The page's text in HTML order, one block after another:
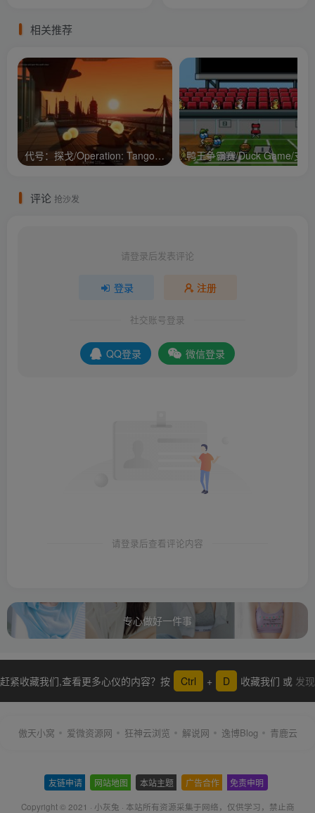
相关推荐
代号：探戈/Operation: Tango/支持网络联机
评论 抢沙发
请登录后发表评论
登录 注册
社交账号登录
QQ登录 微信登录
请登录后查看评论内容
专心做好一件事
赶紧收藏我们,查看更多心仪的内容？按 Ctrl + D 收藏我们 或 发现
傲天小窝 爱微资源网 狂神云浏览 解说网 逸博Blog 青鹿云
友链申请 网站地图 本站主题 广告合作 免责申明
Copyright © 2021 · 小灰兔 · 本站所有资源采集于网络，仅供学习，禁止商